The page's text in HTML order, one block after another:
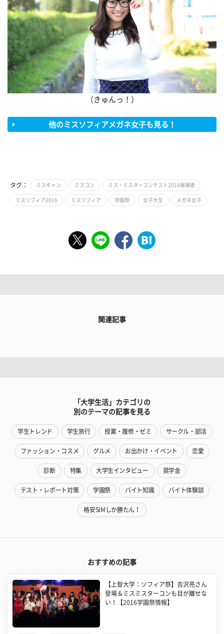
（きゅんっ！）
他のミスソフィアメガネ女子も見る！
タグ： ミスキャン ミスコン ミス・ミスターコンテスト2016候補者
ミスソフィア2016 ミスソフィア 学園祭 女子大生 メガネ女子
関連記事
「大学生活」カテゴリの
別のテーマの記事を見る
学生トレンド 学生旅行 授業・履修・ゼミ サークル・部活
ファッション・コスメ グルメ お出かけ・イベント 恋愛
診断 特集 大学生インタビュー 奨学金
テスト・レポート対策 学園祭 バイト知識 バイト体験談
格安SIMしか勝たん！
おすすめの記事
【上智大学：ソフィア祭】吉沢亮さん
登場＆ミスミスターコンも目が離せな
い！【2016学園祭情報】